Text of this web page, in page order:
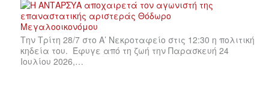
Την Τρίτη 28/7 στο Α’ Νεκροταφείο στις 12:30 η πολιτική
κηδεία του. Έφυγε από τη ζωή την Παρασκευή 24
Ιουλίου 2026,…